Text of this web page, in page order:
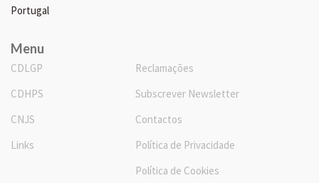
Portugal
Menu
CDLGP
CDHPS
CNJS
Links
Reclamações
Subscrever Newsletter
Contactos
Política de Privacidade
Política de Cookies